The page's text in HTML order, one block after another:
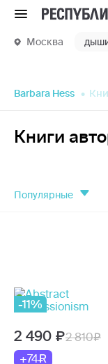
Меню
Москва
Barbara Hess
Книги
популярные
-11%
2 490
2 810
+74